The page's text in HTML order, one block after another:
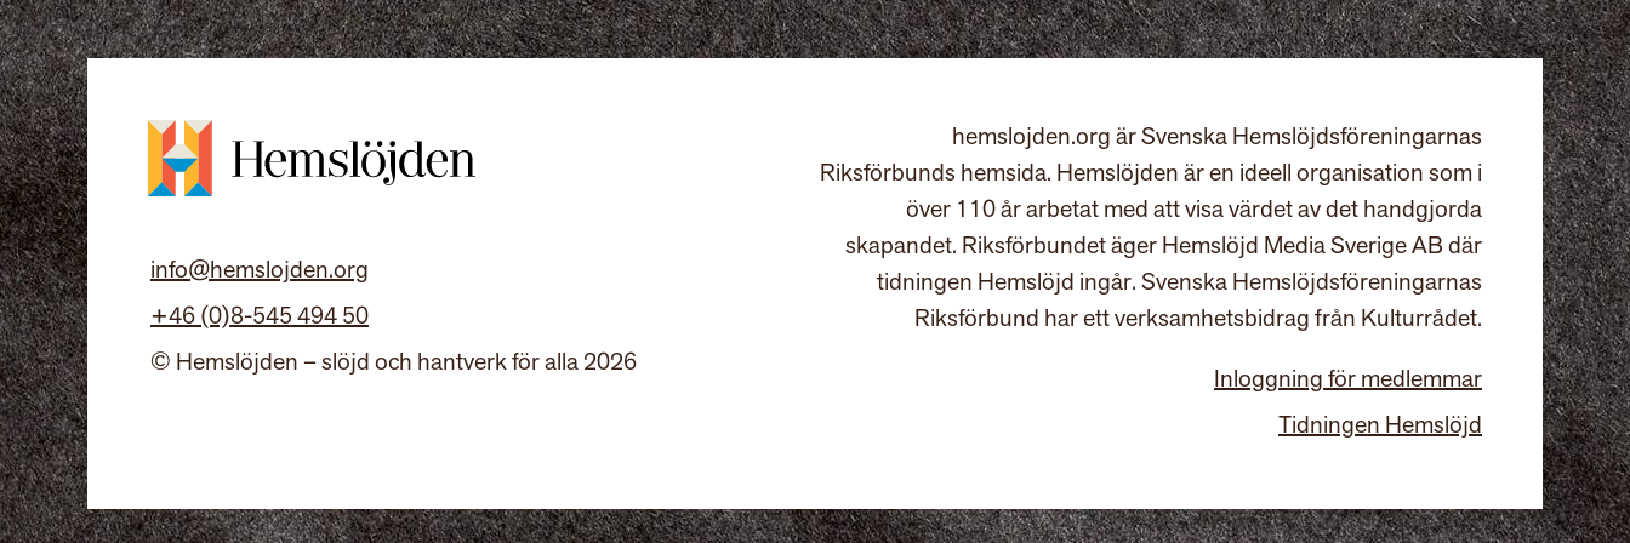
info@hemslojden.org
+46 (0)8-545 494 50
© Hemslöjden – slöjd och hantverk för alla 2026
hemslojden.org är Svenska Hemslöjdsföreningarnas
Riksförbunds hemsida. Hemslöjden är en ideell organisation som i
över 110 år arbetat med att visa värdet av det handgjorda
skapandet. Riksförbundet äger Hemslöjd Media Sverige AB där
tidningen Hemslöjd ingår. Svenska Hemslöjdsföreningarnas
Riksförbund har ett verksamhetsbidrag från Kulturrådet.
Inloggning för medlemmar
Tidningen Hemslöjd